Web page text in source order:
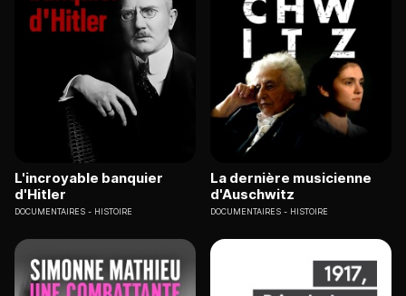
L'incroyable banquier
d'Hitler
DOCUMENTAIRES HISTOIRE
La dernière musicienne
d'Auschwitz
DOCUMENTAIRES HISTOIRE